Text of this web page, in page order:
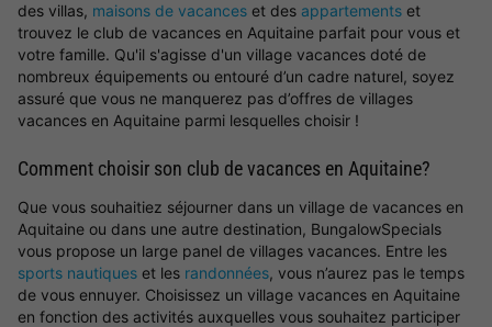
des villas, maisons de vacances et des appartements et
trouvez le club de vacances en Aquitaine parfait pour vous et
votre famille. Qu'il s'agisse d'un village vacances doté de
nombreux équipements ou entouré d’un cadre naturel, soyez
assuré que vous ne manquerez pas d’offres de villages
vacances en Aquitaine parmi lesquelles choisir !
Comment choisir son club de vacances en Aquitaine?
Que vous souhaitiez séjourner dans un village de vacances en
Aquitaine ou dans une autre destination, BungalowSpecials
vous propose un large panel de villages vacances. Entre les
sports nautiques et les randonnées, vous n’aurez pas le temps
de vous ennuyer. Choisissez un village vacances en Aquitaine
en fonction des activités auxquelles vous souhaitez participer